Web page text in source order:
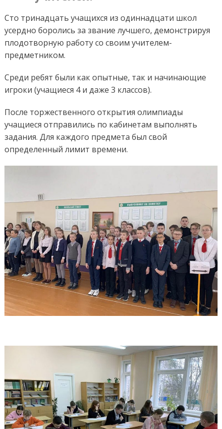
Сто тринадцать учащихся из одиннадцати школ
усердно боролись за звание лучшего, демонстрируя
плодотворную работу со своим учителем-
предметником.
Среди ребят были как опытные, так и начинающие
игроки (учащиеся 4 и даже 3 классов).
После торжественного открытия олимпиады
учащиеся отправились по кабинетам выполнять
задания. Для каждого предмета был свой
определенный лимит времени.